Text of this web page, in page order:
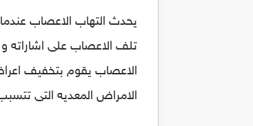
يحدث التهاب الاعصاب
تلف الاعصاب على اشاراته
الاعصاب يقوم بتخفيف
الامراض المعديه التى